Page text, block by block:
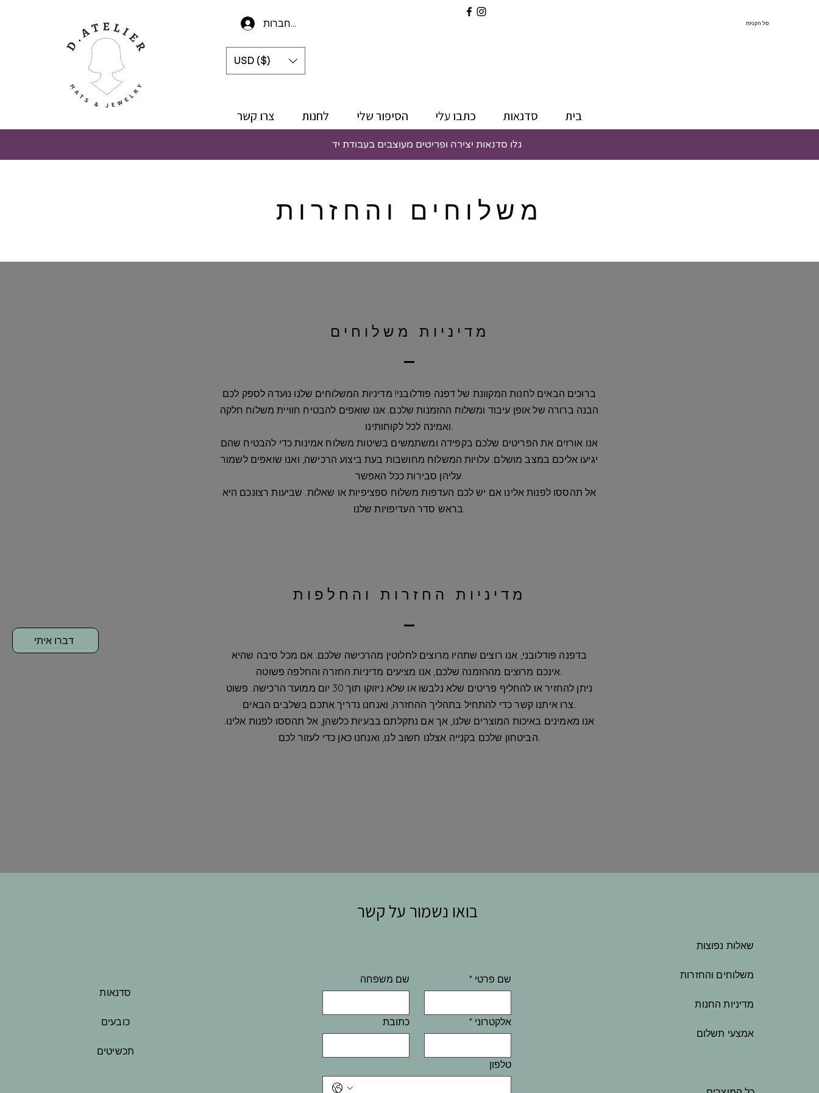
להתחברות
USD ($)
צרו קשר לחנות הסיפור שלי כתבו עלי סדנאות בית
סל הקניות
גלו סדנאות יצירה ופריטים מעוצבים בעבודת יד
דברו איתי
משלוחים והחזרות
מדיניות משלוחים
ברוכים הבאים לחנות המקוונת של דפנה פודלובני! מדיניות המשלוחים שלנו נועדה לספק לכם
הבנה ברורה של אופן עיבוד ומשלוח ההזמנות שלכם. אנו שואפים להבטיח חוויית משלוח חלקה
ואמינה לכל לקוחותינו.
אנו אורזים את הפריטים שלכם בקפידה ומשתמשים בשיטות משלוח אמינות כדי להבטיח שהם
יגיעו אליכם במצב מושלם. עלויות המשלוח מחושבות בעת ביצוע הרכישה, ואנו שואפים לשמור
עליהן סבירות ככל האפשר.
אל תהססו לפנות אלינו אם יש לכם העדפות משלוח ספציפיות או שאלות. שביעות רצונכם היא
בראש סדר העדיפויות שלנו.
מדיניות החזרות והחלפות
בדפנה פודלובני, אנו רוצים שתהיו מרוצים לחלוטין מהרכישה שלכם. אם מכל סיבה שהיא
אינכם מרוצים מההזמנה שלכם, אנו מציעים מדיניות החזרה והחלפה פשוטה.
ניתן להחזיר או להחליף פריטים שלא נלבשו או שלא ניזוקו תוך 30 יום ממועד הרכישה. פשוט
צרו איתנו קשר כדי להתחיל בתהליך ההחזרה, ואנחנו נדריך אתכם בשלבים הבאים.
אנו מאמינים באיכות המוצרים שלנו, אך אם נתקלתם בבעיות כלשהן, אל תהססו לפנות אלינו.
הביטחון שלכם בקנייה אצלנו חשוב לנו, ואנחנו כאן כדי לעזור לכם.
סדנאות
כובעים
תכשיטים
בואו נשמור על קשר
שם פרטי * שם משפחה
אלקטרוני * כתובת
טלפון
שאלות נפוצות
משלוחים והחזרות
מדיניות החנות
אמצעי תשלום